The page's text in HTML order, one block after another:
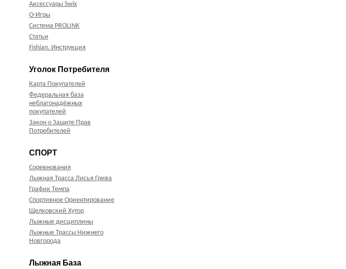
Аксессуары Swix
О-Игры
Система PROLINK
Статьи
Fishian. Инструкция
Уголок Потребителя
Карта Покупателей
Федеральная база
неблагонадёжных
покупателей
Закон о Защите Прав
Потребителей
СПОРТ
Соревнования
Лыжная Трасса Лисья Грива
График Темпа
Спортивное Ориентирование
Щелковский Хутор
Лыжные дисциплины
Лыжные Трассы Нижнего
Новгорода
Лыжная База